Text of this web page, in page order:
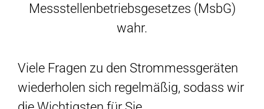
Messstellenbetriebsgesetzes (MsbG)
wahr.
Viele Fragen zu den Strommessgeräten
wiederholen sich regelmäßig, sodass wir